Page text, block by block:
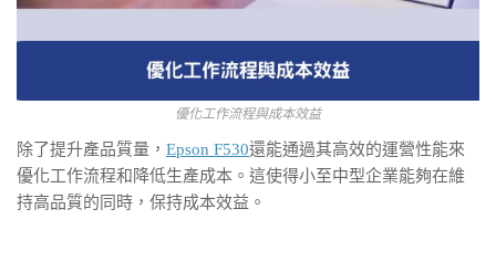
優化工作流程與成本效益
除了提升產品質量， Epson F530還能通過其高效的運營性能來
優化工作流程和降低生產成本。這使得小至中型企業能夠在維
持高品質的同時，保持成本效益。